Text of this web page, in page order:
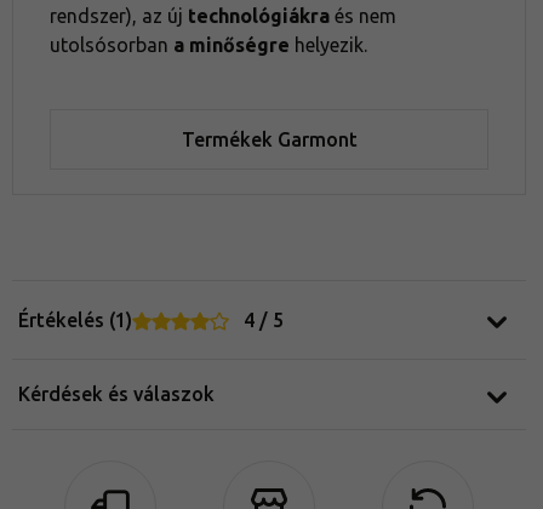
rendszer), az új technológiákra és nem
utolsósorban a minőségre helyezik.
Termékek Garmont
Értékelés (1) 4 / 5
Kérdések és válaszok